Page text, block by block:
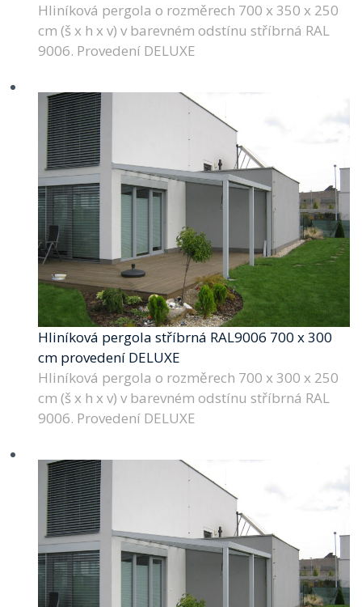
Hliníková pergola o rozměrech 700 x 350 x 250
cm (š x h x v) v barevném odstínu stříbrná RAL
9006. Provedení DELUXE
Hliníková pergola stříbrná RAL9006 700 x 300
cm provedení DELUXE
Hliníková pergola o rozměrech 700 x 300 x 250
cm (š x h x v) v barevném odstínu stříbrná RAL
9006. Provedení DELUXE